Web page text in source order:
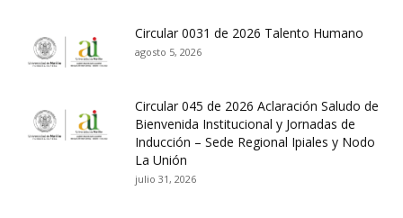
Circular 0031 de 2026 Talento Humano
agosto 5, 2026
Circular 045 de 2026 Aclaración Saludo de
Bienvenida Institucional y Jornadas de
Inducción – Sede Regional Ipiales y Nodo
La Unión
julio 31, 2026